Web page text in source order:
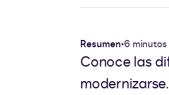
Resumen•6
Conoce las
modernizarse.